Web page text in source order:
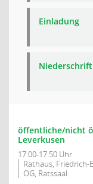
Einladung
öffentliche/nicht
Leverkusen
17:00-17:50 Uhr
Rathaus, Friedrich-
OG, Ratssaal